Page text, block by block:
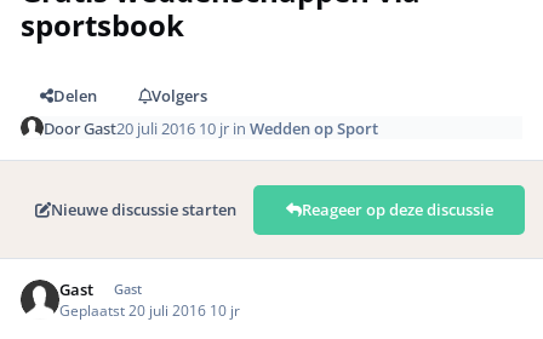
sportsbook
Delen
Volgers
DoorGast20 juli 2016 10 jr inWedden op Sport
Nieuwe discussie starten Reageer op deze discussie
Gast Gast
Geplaatst 20 juli 2016 10 jr